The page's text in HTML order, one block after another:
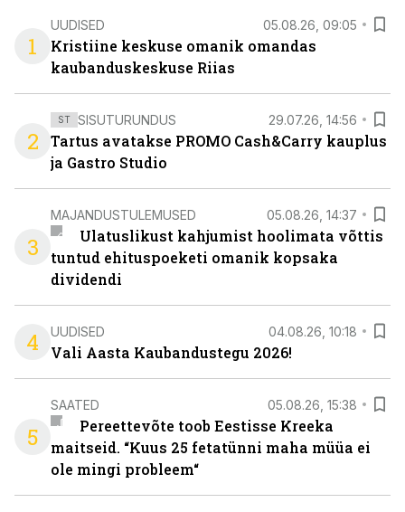
1
UUDISED 05.08.26, 09:05
Kristiine keskuse omanik omandas
kaubanduskeskuse Riias
2
ST SISUTURUNDUS 29.07.26, 14:56
Tartus avatakse PROMO Cash&Carry kauplus
ja Gastro Studio
3
MAJANDUSTULEMUSED 05.08.26, 14:37
Ulatuslikust kahjumist hoolimata võttis
tuntud ehituspoeketi omanik kopsaka
dividendi
4 UUDISED 04.08.26, 10:18
Vali Aasta Kaubandustegu 2026!
5
SAATED 05.08.26, 15:38
Pereettevõte toob Eestisse Kreeka
maitseid. “Kuus 25 fetatünni maha müüa ei
ole mingi probleem“